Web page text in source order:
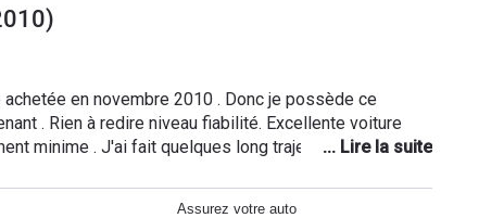
tendeur faits vu l'âge Elle à 82000 kms C'est 1 super
sièges basculants Seul regret le bruit de Ferrari
en novembre 2010 . Donc je possède ce
à redire niveau fiabilité. Excellente voiture
minime . J'ai fait quelques long trajet avec aucune
Assurez votre auto